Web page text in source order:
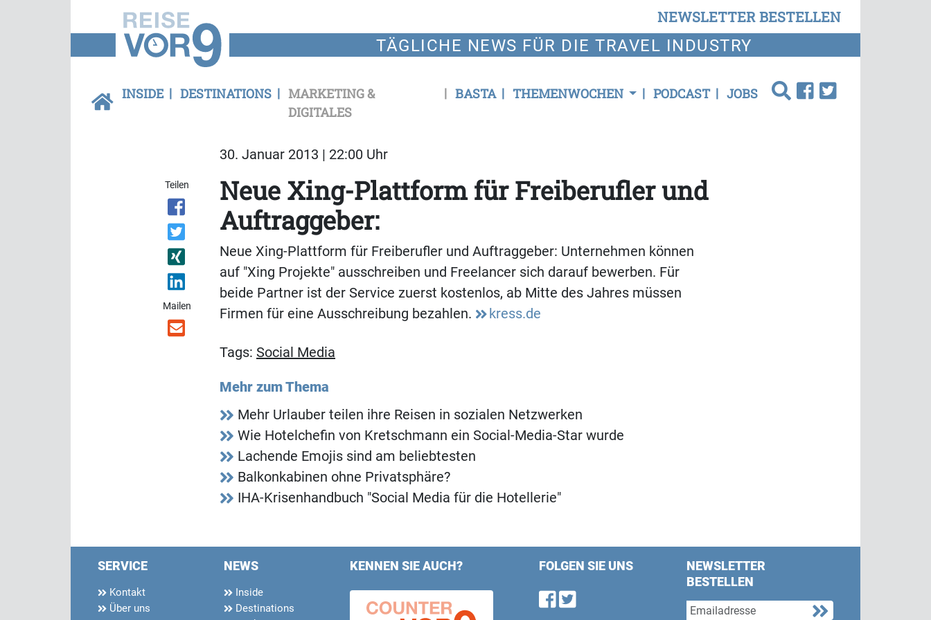
NEWSLETTER BESTELLEN
TÄGLICHE NEWS FÜR DIE TRAVEL INDUSTRY
INSIDE DESTINATIONS
MARKETING &
DIGITALES
BASTA THEMENWOCHEN PODCAST JOBS
30. Januar 2013 | 22:00 Uhr
Teilen
Mailen
Neue Xing-Plattform für Freiberufler und
Auftraggeber:
Neue Xing-Plattform für Freiberufler und Auftraggeber: Unternehmen können
auf "Xing Projekte" ausschreiben und Freelancer sich darauf bewerben. Für
beide Partner ist der Service zuerst kostenlos, ab Mitte des Jahres müssen
Firmen für eine Ausschreibung bezahlen.
kress.de
Tags: Social Media
Mehr zum Thema
Mehr Urlauber teilen ihre Reisen in sozialen Netzwerken
Wie Hotelchefin von Kretschmann ein Social-Media-Star wurde
Lachende Emojis sind am beliebtesten
Balkonkabinen ohne Privatsphäre?
IHA-Krisenhandbuch "Social Media für die Hotellerie"
SERVICE
Kontakt
Über uns
NEWS
Inside
Destinations
KENNEN SIE AUCH? FOLGEN SIE UNS
Find us on Facebook
Follow us on Twitter
NEWSLETTER
BESTELLEN